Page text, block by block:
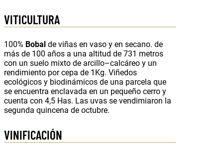
VITICULTURA
100% Bobal de viñas en vaso y en secano. de
más de 100 años a una altitud de 731 metros
con un suelo mixto de arcillo–calcáreo y un
rendimiento por cepa de 1Kg. Viñedos
ecológicos y biodinámicos de una parcela que
se encuentra enclavada en un pequeño cerro y
cuenta con 4,5 Has. Las uvas se vendimiaron la
segunda quincena de octubre.
VINIFICACIÓN